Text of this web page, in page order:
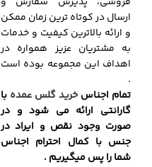
ارسال در کوتاه ترین زمان ممکن
و ارائه بالاترین کیفیت و خدمات
به مشتریان عزیز همواره در
اهداف این مجموعه بوده است
.
تمام اجناسخرید گلس عمده با
گارانتی ارائه می شود و در
صورت وجود نقص و ایراد در
جنس با کمال احترام اجناس
شما را پس میگیریم .